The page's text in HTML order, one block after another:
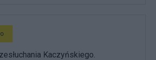
Kaczyńskiego.